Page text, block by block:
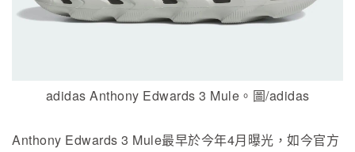
adidas Anthony Edwards 3 Mule。圖/adidas
Anthony Edwards 3 Mule最早於今年4月曝光，如今官方